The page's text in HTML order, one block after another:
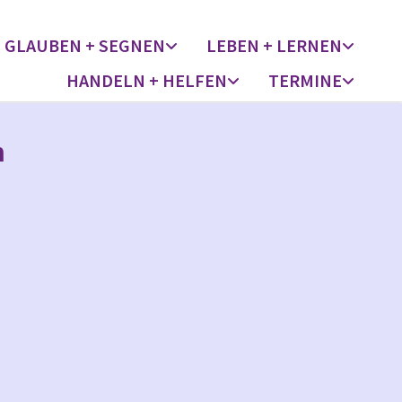
GLAUBEN + SEGNEN
LEBEN + LERNEN
HANDELN + HELFEN
TERMINE